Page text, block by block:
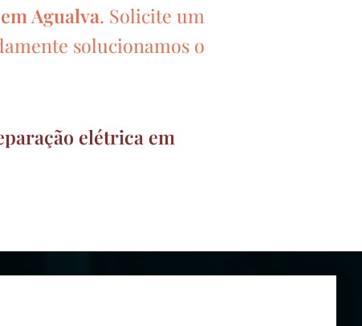
Agualva. Solicite um
solucionamos o
elétrica em